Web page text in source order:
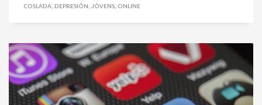
COSLADA
DEPRESIÓN JÓVENS ONLINE